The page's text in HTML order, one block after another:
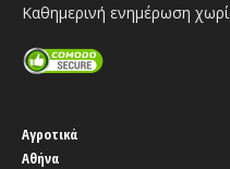
Καθημερινή ενημέρωση
Αγροτικά
Αθήνα